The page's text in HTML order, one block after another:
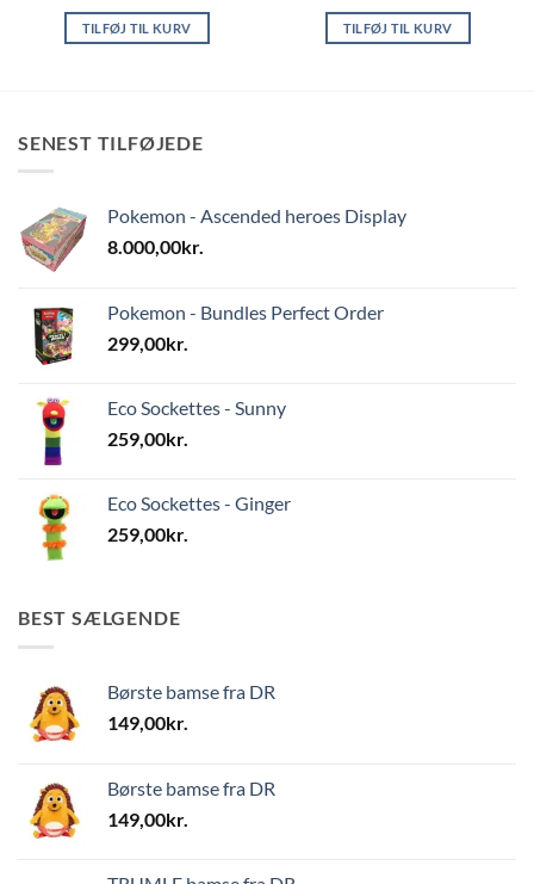
TILFØJ TIL KURV TILFØJ TIL KURV
SENEST TILFØJEDE
Pokemon - Ascended heroes Display
8.000,00kr.
Pokemon - Bundles Perfect Order
299,00kr.
Eco Sockettes - Sunny
259,00kr.
Eco Sockettes - Ginger
259,00kr.
BEST SÆLGENDE
Børste bamse fra DR
149,00kr.
Børste bamse fra DR
149,00kr.